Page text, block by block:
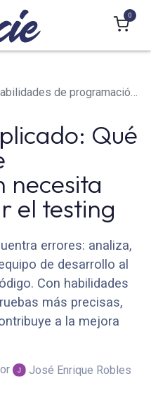
0
necesita para potenciar el testing
Qué
el testing
errores: analiza,
de desarrollo al
Con habilidades
más precisas,
a la mejora
José Enrique Robles